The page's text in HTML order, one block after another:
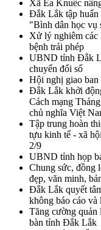
Xã Ea Knuếc
Đắk Lắk tập huấn
"Bình dân học vụ
Xử lý nghiêm các
bệnh trái phép
UBND tỉnh Đắk
chuyển đổi số
Hội nghị giao ban
Đắk Lắk khởi
Cách mạng
chủ nghĩa Việt
Tập trung hoàn
tựu kinh tế - xã
2/9
UBND tỉnh họp
Chung sức, đồng
đẹp, văn minh,
Đắk Lắk quyết
không báo cáo
Tăng cường quản
bàn tỉnh Đắk Lắk